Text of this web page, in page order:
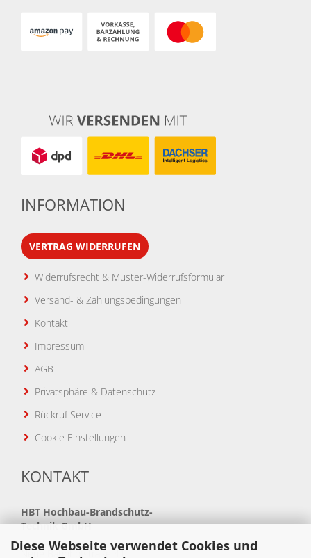
Diese Webseite verwendet Cookies und
INFORMATION
VERTRAG WIDERRUFEN
Widerrufsrecht & Muster-Widerrufsformular
Versand- & Zahlungsbedingungen
Kontakt
Impressum
AGB
Privatsphäre & Datenschutz
Rückruf Service
Cookie Einstellungen
KONTAKT
HBT Hochbau-Brandschutz-
Technik GmbH
Neue Bahnhofstraße 41